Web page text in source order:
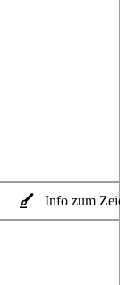
Info zum